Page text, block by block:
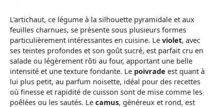
L’artichaut, ce légume à la silhouette pyramidale et aux
feuilles charnues, se présente sous plusieurs formes
particulièrement intéressantes en cuisine. Le violet, avec
ses teintes profondes et son goût sucré, est parfait cru en
salade ou légèrement rôti au four, apportant une belle
intensité et une texture fondante. Le poivrade est quant à
lui plus petit, au parfum noisette, idéal pour des recettes
où finesse et rapidité de cuisson sont de mise comme les
poêlées ou les sautés. Le camus, généreux et rond, est